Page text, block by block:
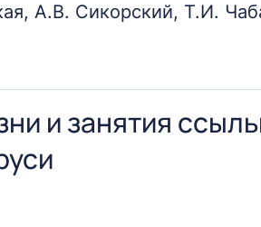
А.В. Сикорский, Т.И.
Беларуси богата яркими
этих имён достойное место
востребована во все
Василий Антонович. Это было и
и занятия